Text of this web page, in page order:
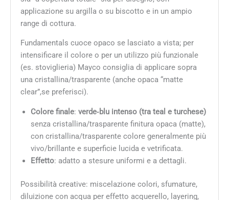
applicazione su argilla o su biscotto e in un ampio
range di cottura.
Fundamentals cuoce opaco se lasciato a vista; per
intensificare il colore o per un utilizzo più funzionale
(es. stoviglieria) Mayco consiglia di applicare sopra
una cristallina/trasparente (anche opaca “matte
clear”,se preferisci).
Colore finale: verde‑blu intenso (tra teal e turchese)
senza cristallina/trasparente finitura opaca (matte),
con cristallina/trasparente colore generalmente più
vivo/brillante e superficie lucida e vetrificata.
Effetto: adatto a stesure uniformi e a dettagli.
Possibilità creative: miscelazione colori, sfumature,
diluizione con acqua per effetto acquerello, layering,